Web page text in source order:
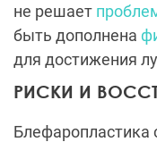
не решает
быть дополнена
для достижения
РИСКИ И
Блефаропластика